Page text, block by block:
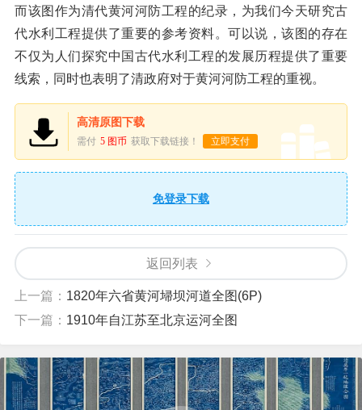
而该图作为清代黄河河防工程的纪录，为我们今天研究古
代水利工程提供了重要的参考资料。可以说，该图的存在
不仅为人们探究中国古代水利工程的发展历程提供了重要
线索，同时也表明了清政府对于黄河河防工程的重视。
高清原图下载
需付 5 图币 获取下载链接！ 立即支付
免登录下载
返回列表
上一篇： 1820年六省黄河埽坝河道全图(6P)
下一篇： 1910年自江苏至北京运河全图